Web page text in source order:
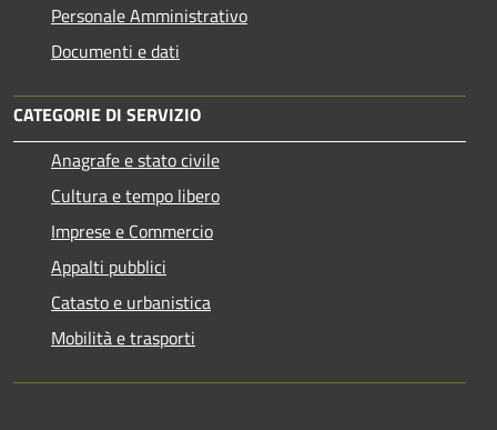
Personale Amministrativo
Documenti e dati
CATEGORIE DI SERVIZIO
Anagrafe e stato civile
Cultura e tempo libero
Imprese e Commercio
Appalti pubblici
Catasto e urbanistica
Mobilità e trasporti